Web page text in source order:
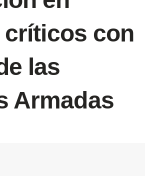
con
las
Armadas